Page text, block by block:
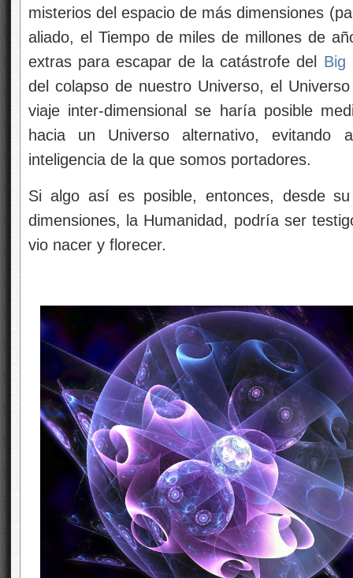
misterios del espacio de más dimensiones
aliado, el Tiempo de miles de millones de
extras para escapar de la catástrofe del Big
del colapso de nuestro Universo, el
viaje inter-dimensional se haría posible
hacia un Universo alternativo,
inteligencia de la que somos portadores.
Si algo así es posible, entonces, desde
dimensiones, la Humanidad, podría ser
vio nacer y florecer.